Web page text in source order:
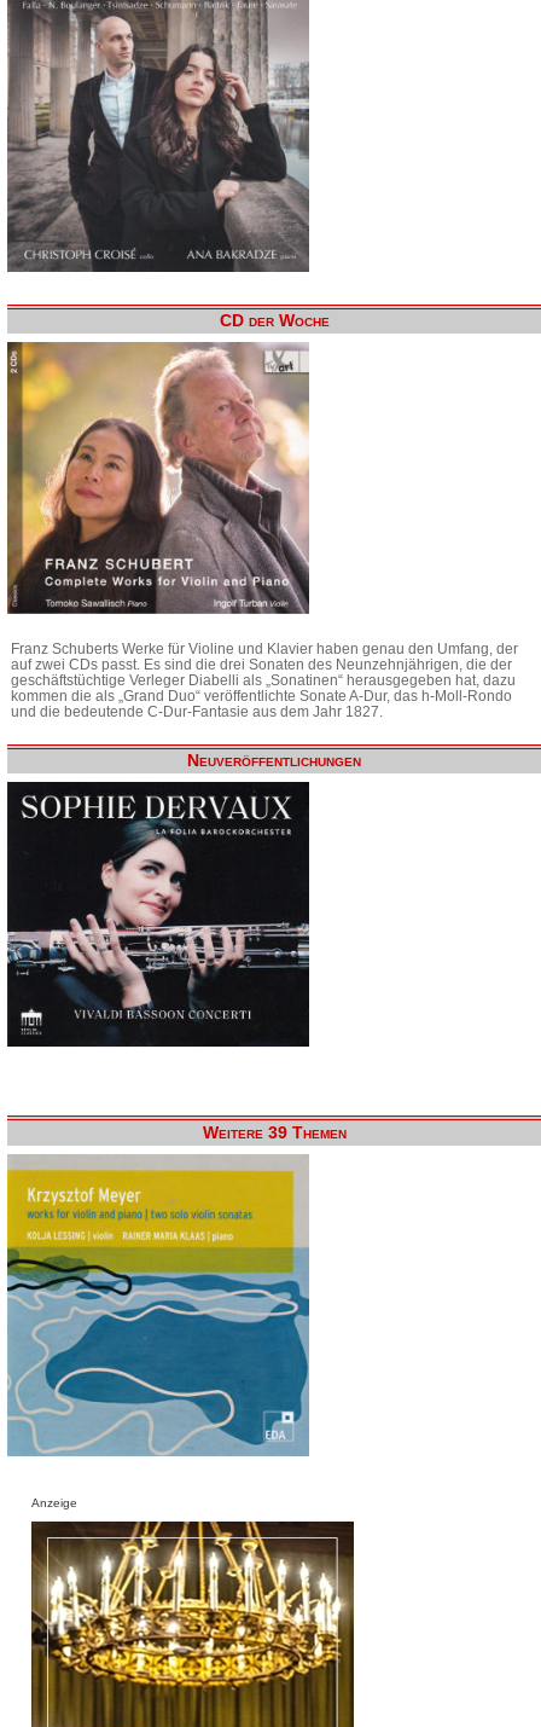
CD der Woche
Franz Schuberts Werke für Violine und Klavier haben genau den Umfang, der
auf zwei CDs passt. Es sind die drei Sonaten des Neunzehnjährigen, die der
geschäftstüchtige Verleger Diabelli als „Sonatinen“ herausgegeben hat, dazu
kommen die als „Grand Duo“ veröffentlichte Sonate A-Dur, das h-Moll-Rondo
und die bedeutende C-Dur-Fantasie aus dem Jahr 1827.
Neuveröffentlichungen
Weitere 39 Themen
Anzeige